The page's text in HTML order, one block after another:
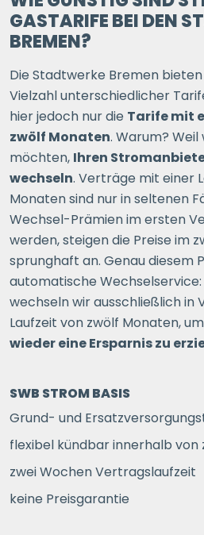
Ihre Postleitzahl
ERSPARNIS
oderdirekt
GASTARIFE BEI DEN
BREMEN?
Die Stadtwerke Bremen
Vielzahl unterschiedlicher
hier jedoch nur die Tarife mit
zwölf Monaten. Warum?
möchten, Ihren
wechseln. Verträge mit einer
Monaten sind nur in seltenen
Wechsel-Prämien im ersten
werden, steigen die Preise im
sprunghaft an. Genau diesem
automatische Wechselservice:
wechseln wir ausschließlich in
Laufzeit von zwölf Monaten,
wieder eine Ersparnis zu
SWB STROM BASIS
Grund- und
flexibel kündbar innerhalb von
zwei Wochen Vertragslaufzeit
keine Preisgarantie